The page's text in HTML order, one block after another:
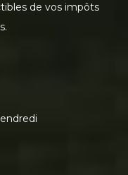
de vos impôts